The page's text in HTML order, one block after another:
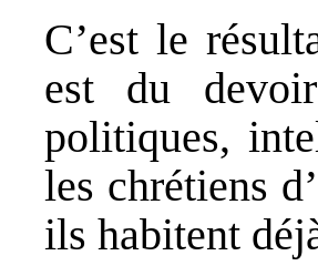
C’est le
est du
politiques,
les chrétiens
ils habitent